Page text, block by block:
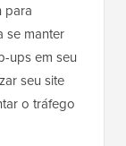
para
se manter
ups em seu
seu site
o tráfego